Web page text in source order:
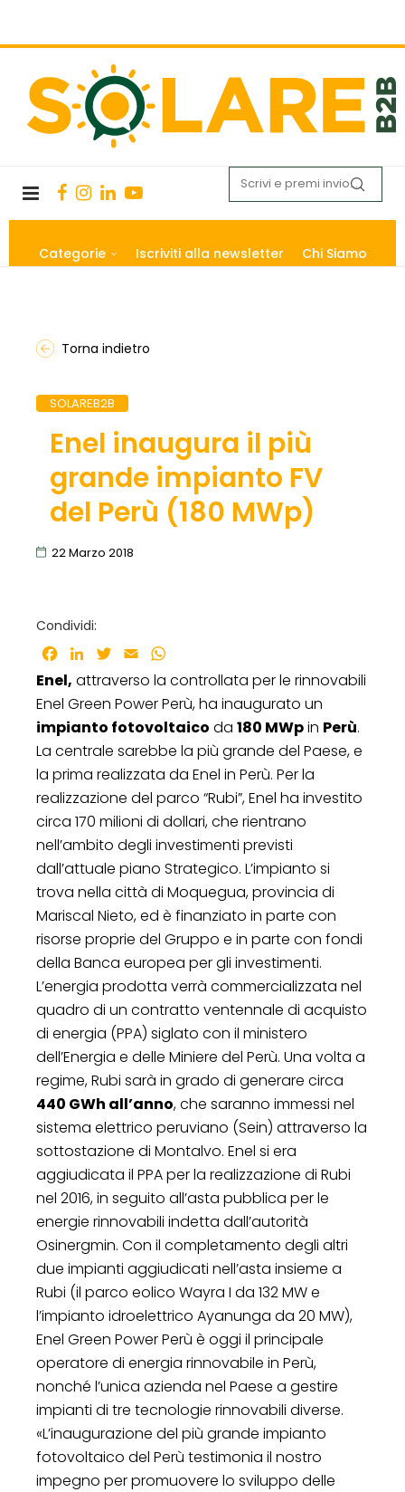
Categorie Iscriviti alla newsletter Chi Siamo
Torna indietro
SOLAREB2B
Enel inaugura il più
grande impianto FV
del Perù (180 MWp)
22 Marzo 2018
Condividi:
Facebook
LinkedInTwitter
Email
Enel, attraverso la controllata per le rinnovabili
Enel Green Power Perù, ha inaugurato un
impianto fotovoltaico da 180 MWpin Perù.
La centrale sarebbe la più grande del Paese, e
la prima realizzata da Enel in Perù. Per la
realizzazione del parco “Rubi”, Enel ha investito
circa 170 milioni di dollari, che rientrano
nell’ambito degli investimenti previsti
dall’attuale piano Strategico. L’impianto si
trova nella città di Moquegua, provincia di
Mariscal Nieto, ed è finanziato in parte con
risorse proprie del Gruppo e in parte con fondi
della Banca europea per gli investimenti.
L’energia prodotta verrà commercializzata nel
quadro di un contratto ventennale di acquisto
di energia (PPA) siglato con il ministero
dell’Energia e delle Miniere del Perù. Una volta a
regime, Rubi sarà in grado di generare circa
440 GWh all’anno, che saranno immessi nel
sistema elettrico peruviano (Sein) attraverso la
sottostazione di Montalvo. Enel si era
aggiudicata il PPA per la realizzazione di Rubi
nel 2016, in seguito all’asta pubblica per le
energie rinnovabili indetta dall’autorità
Osinergmin. Con il completamento degli altri
due impianti aggiudicati nell’asta insieme a
Rubi (il parco eolico Wayra I da 132 MW e
l’impianto idroelettrico Ayanunga da 20 MW),
Enel Green Power Perù è oggi il principale
operatore di energia rinnovabile in Perù,
nonché l’unica azienda nel Paese a gestire
impianti di tre tecnologie rinnovabili diverse.
«L’inaugurazione del più grande impianto
fotovoltaico del Perù testimonia il nostro
impegno per promuovere lo sviluppo delle